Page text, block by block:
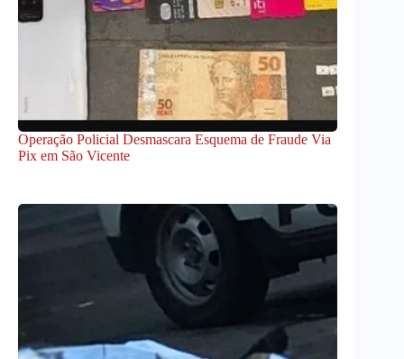
Operação Policial Desmascara Esquema de Fraude Via
Pix em São Vicente